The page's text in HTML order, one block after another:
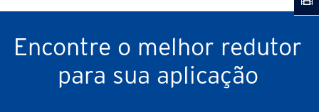
Encontre o melhor redutor
para sua aplicação